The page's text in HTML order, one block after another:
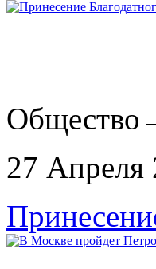
Общество
27 Апреля